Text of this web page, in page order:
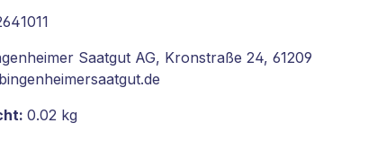
Saatgut AG, Kronstraße 24, 61209
0.02 kg